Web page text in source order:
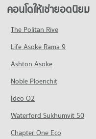
คอนโดให้เช่า รร.สายปัญญารังสิ
มีคอนโดให้เช่า 384 ประกาศ
มีคอนโดขาย 211 ประกาศ
คอนโด รร.ดอนเมืองทหาร
546 โครงการ
คอนโดให้เช่า รร.ดอนเมืองทหา
มีคอนโดให้เช่า 2,098 ประกาศ
ขายคอนโด รร.ดอนเมืองทหาร
มีคอนโดขาย 813 ประกาศ
คอนโด แม็คโคร รังสิต
มีคอนโดให้เช่า 336 ประกาศ
ขายคอนโด แม็คโคร รังสิต
ขายคอนโด ลำลูกกา ปทุมธานี
มีคอนโดขาย 77 ประกาศ
คอนโด ถนนรังสิต-นครนายก
365 โครงการ
คอนโดให้เช่า ถนนรังสิต-นครนา
มีคอนโดให้เช่า 1,326 ประกาศ
ขายคอนโด ถนนรังสิต-นครนายก
มีคอนโดขาย 369 ประกาศ
คอนโด ถนนลำลูกกา
คอนโดให้เช่า รพ.แพทย์รังสิต
มีคอนโดให้เช่า 353 ประกาศ
ขายคอนโด รพ.แพทย์รังสิต
คอนโดให้เช่ายอดนิยม
The Politan Rive
Life Asoke Rama 9
Ashton Asoke
Noble Ploenchit
Ideo O2
Waterford Sukhumvit 50
Chapter One Eco